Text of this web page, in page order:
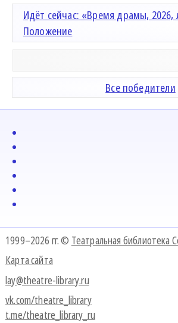
Идёт сейчас: «Время драмы, 2026,
Положение
Все победители
1999–2026 гг. © Театральная библиотека
Карта сайта
lay@theatre-library.ru
vk.com/theatre_library
t.me/theatre_library_ru